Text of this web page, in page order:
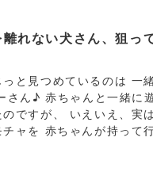
れない犬さん、狙っ
と見つめているのは 一
さん♪ 赤ちゃんと一緒に
ですが、 いえいえ、実
ャを 赤ちゃんが持って